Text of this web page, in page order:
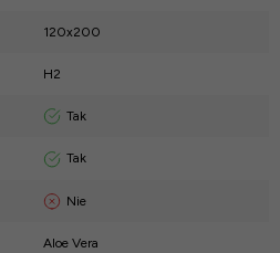
120x200
H2
Tak
Tak
Nie
Aloe Vera